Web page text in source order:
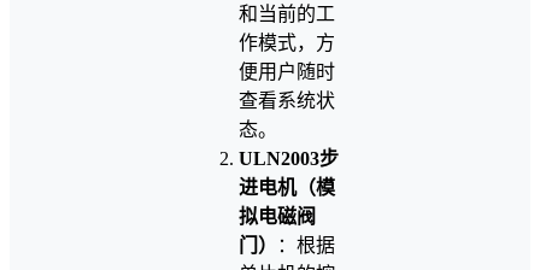
和当前的工
作模式，方
便用户随时
查看系统状
态。
ULN2003步
进电机（模
拟电磁阀
门）
：根据